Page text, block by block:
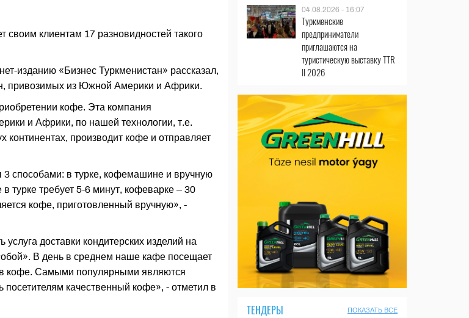
клиентам 17 разновидностей такого
изданию «Бизнес Туркменистан» рассказал,
привозимых из Южной Америки и Африки.
кофе. Эта компания
и Африки, по нашей технологии, т.е.
производит кофе и отправляет
3 способами: в турке, кофемашине и вручную
турке требует 5-6 минут, кофеварке – 30
кофе, приготовленный вручную», -
доставки кондитерских изделий на
В день в среднем наше кафе посещает
кофе. Самыми популярными являются
качественный кофе», - отметил в
04.08.2026 - 16:07
Туркменские
предприниматели
приглашаются на
туристическую выставку TTR
II 2026
ТЕНДЕРЫ ПОКАЗАТЬ ВСЕ